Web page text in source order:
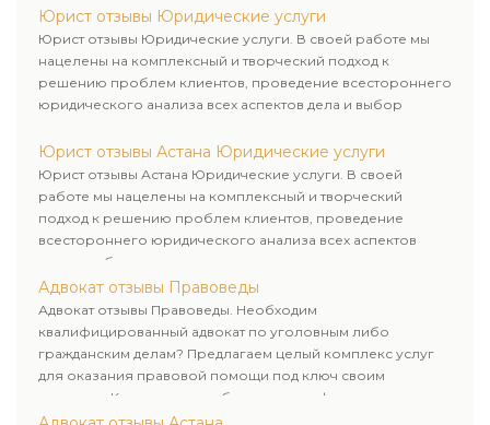
завершения.
Юрист отзывы Юридические услуги
Юрист отзывы Юридические услуги. В своей работе мы
нацелены на комплексный и творческий подход к
решению проблем клиентов, проведение всестороннего
юридического анализа всех аспектов дела и выбор
Юрист отзывы Астана Юридические услуги
Юрист отзывы Астана Юридические услуги. В своей
работе мы нацелены на комплексный и творческий
подход к решению проблем клиентов, проведение
всестороннего юридического анализа всех аспектов
дела и выбор рационального пути для его успешного
завершения.
Адвокат отзывы Правоведы
Адвокат отзывы Правоведы. Необходим
квалифицированный адвокат по уголовным либо
гражданским делам? Предлагаем целый комплекс услуг
для оказания правовой помощи под ключ своим
клиентам. Комплексное обслуживание физических и
юридических лиц. Индивидуальный подход к каждому